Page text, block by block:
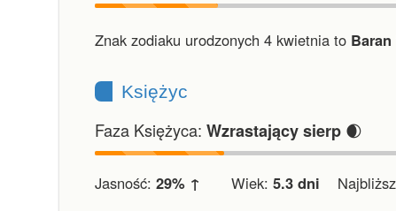
Znak zodiaku urodzonych 4 kwietnia to Baran
Księżyc
Faza Księżyca: Wzrastający sierp 🌒
Jasność: 29% ↑ Wiek: 5.3 dni